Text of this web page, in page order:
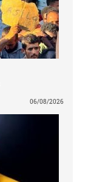
06/08/2026